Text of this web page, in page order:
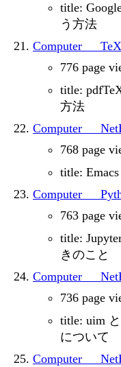
title:
う方法
776 page
title:
方法
768 page
title:
763 page
title:
きのこと
736 page
title: uim
について